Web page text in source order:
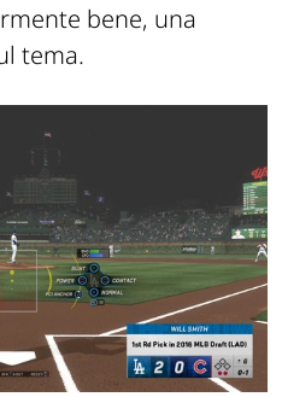
bene, una
tema.